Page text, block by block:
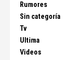
Rumores
Sin categoría
Tv
Ultima
Videos